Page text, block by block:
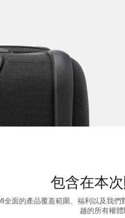
包含在本
全面的產品覆蓋範圍、福利以及我
越的所有權體